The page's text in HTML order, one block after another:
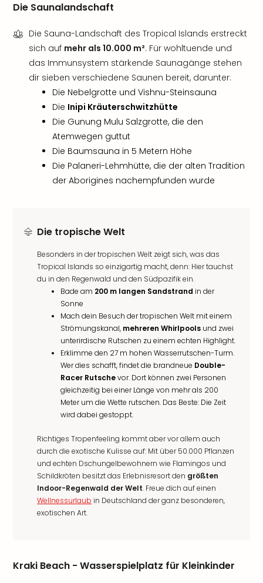
Die Saunalandschaft
Die Sauna-Landschaft des Tropical Islands erstreckt
sich auf mehr als 10.000 m². Für wohltuende und
das Immunsystem stärkende Saunagänge stehen
dir sieben verschiedene Saunen bereit, darunter:
Die Nebelgrotte und Vishnu-Steinsauna
Die Inipi Kräuterschwitzhütte
Die Gunung Mulu Salzgrotte, die den
Atemwegen guttut
Die Baumsauna in 5 Metern Höhe
Die Palaneri-Lehmhütte, die der alten Tradition
der Aborigines nachempfunden wurde
Die tropische Welt
Besonders in der tropischen Welt zeigt sich, was das
Tropical Islands so einzigartig macht, denn: Hier tauchst
du in den Regenwald und den Südpazifik ein.
Bade am 200 m langen Sandstrand in der
Sonne
Mach dein Besuch der tropischen Welt mit einem
Strömungskanal, mehreren Whirlpools und zwei
unterirdische Rutschen zu einem echten Highlight.
Erklimme den 27 m hohen Wasserrutschen-Turm.
Wer dies schafft, findet die brandneue Double-
Racer Rutschevor. Dort können zwei Personen
gleichzeitig bei einer Länge von mehr als 200
Meter um die Wette rutschen. Das Beste: Die Zeit
wird dabei gestoppt.
Richtiges Tropenfeeling kommt aber vor allem auch
durch die exotische Kulisse auf: Mit über 50.000 Pflanzen
und echten Dschungelbewohnern wie Flamingos und
Schildkröten besitzt das Erlebnisresort den größten
Indoor-Regenwald der Welt. Freue dich auf einen
Wellnessurlaub in Deutschland der ganz besonderen,
exotischen Art.
Kraki Beach - Wasserspielplatz für Kleinkinder